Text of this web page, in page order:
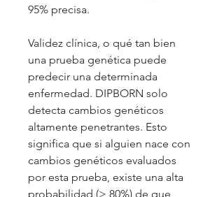
95% precisa.
Validez clínica, o qué tan bien
una prueba genética puede
predecir una determinada
enfermedad. DIPBORN solo
detecta cambios genéticos
altamente penetrantes. Esto
significa que si alguien nace con
cambios genéticos evaluados
por esta prueba, existe una alta
probabilidad (> 80%) de que